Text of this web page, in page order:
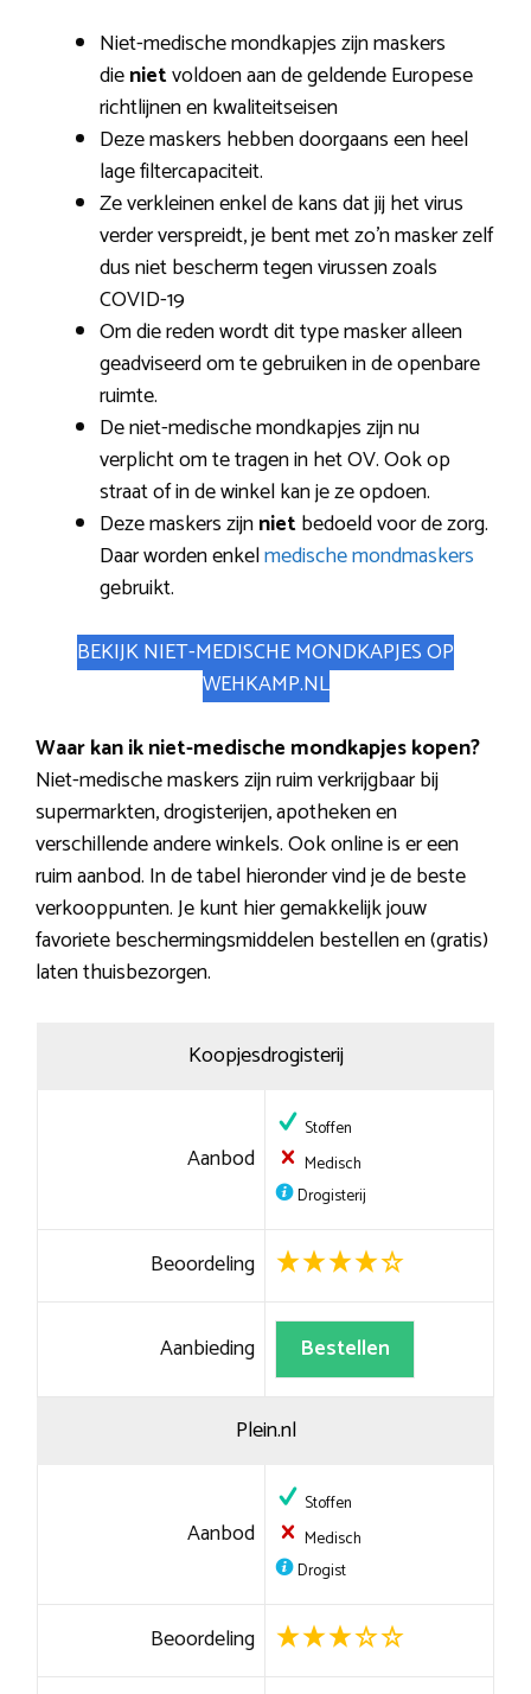
Niet-medische mondkapjes zijn maskers
dienietvoldoen aan de geldende Europese
richtlijnen en kwaliteitseisen
Deze maskers hebben doorgaans een heel
lage filtercapaciteit.
Ze verkleinen enkel de kans dat jij het virus
verder verspreidt, je bent met zo’n masker zelf
dus niet bescherm tegen virussen zoals
COVID-19
Om die reden wordt dit type masker alleen
geadviseerd om te gebruiken in de openbare
ruimte.
De niet-medische mondkapjes zijn nu
verplicht om te tragen in het OV. Ook op
straat of in de winkel kan je ze opdoen.
Deze maskers zijnnietbedoeld voor de zorg.
Daar worden enkelmedische mondmaskers
gebruikt.
BEKIJK NIET-MEDISCHE MONDKAPJES OP
WEHKAMP.NL
Waar kan ik niet-medische mondkapjes kopen?
Niet-medische maskers zijn ruim verkrijgbaar bij
supermarkten, drogisterijen, apotheken en
verschillende andere winkels. Ook online is er een
ruim aanbod. In de tabel hieronder vind je de beste
verkooppunten. Je kunt hier gemakkelijk jouw
favoriete beschermingsmiddelen bestellen en (gratis)
laten thuisbezorgen.
Koopjesdrogisterij
Aanbod
Stoffen
Medisch
Drogisterij
Beoordeling
Aanbieding Bestellen
Plein.nl
Aanbod
Stoffen
Medisch
Drogist
Beoordeling